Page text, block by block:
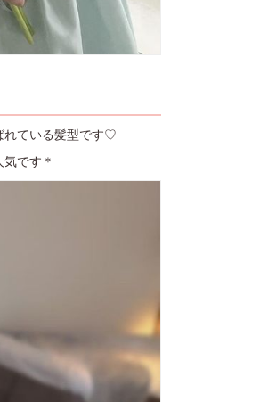
れている髪型です♡
です＊